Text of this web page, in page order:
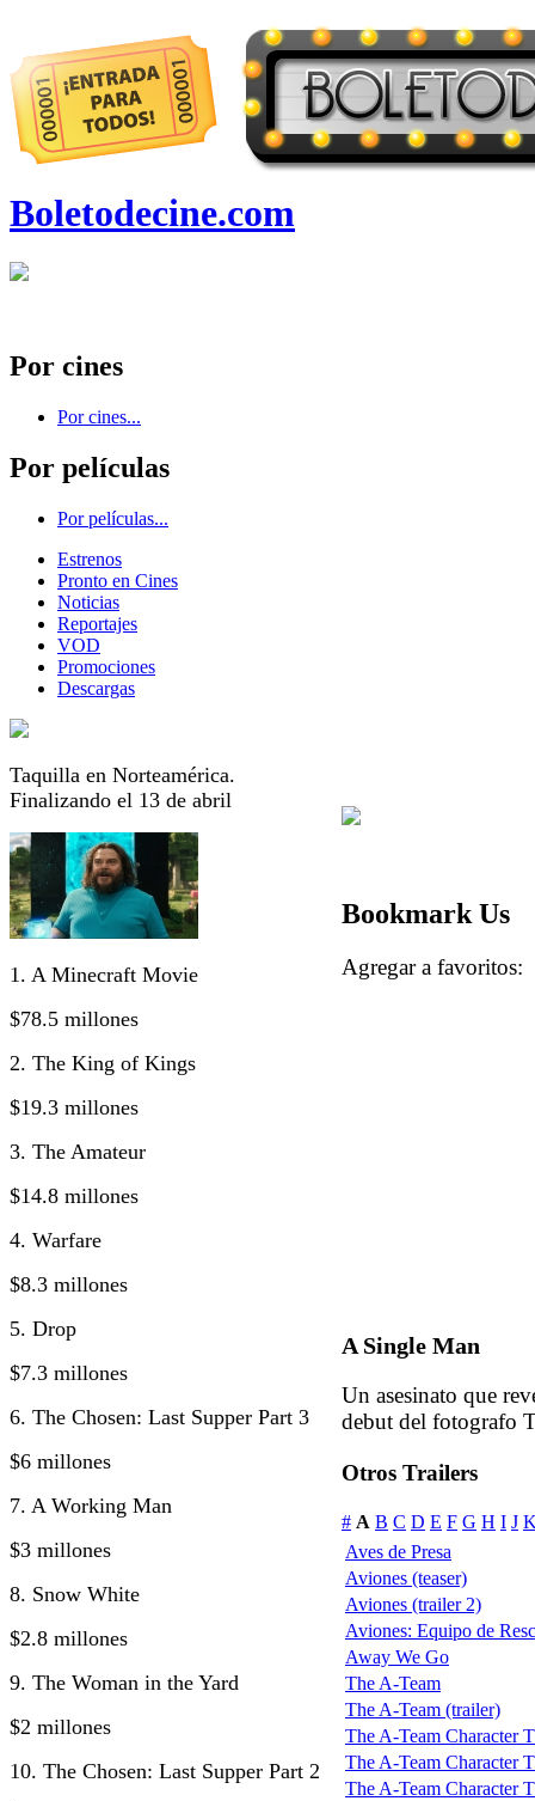
Boletodecine.com
Por cines
Por cines...
Por películas
Por películas...
Estrenos
Pronto en Cines
Noticias
Reportajes
VOD
Promociones
Descargas
Taquilla en Norteamérica.
Finalizando el 13 de abril
1. A Minecraft Movie
$78.5 millones
2. The King of Kings
$19.3 millones
3. The Amateur
$14.8 millones
4. Warfare
$8.3 millones
5. Drop
$7.3 millones
6. The Chosen: Last Supper Part 3
$6 millones
7. A Working Man
$3 millones
8. Snow White
$2.8 millones
9. The Woman in the Yard
$2 millones
10. The Chosen: Last Supper Part 2
Bookmark Us
Agregar a
A Single Man
Un asesinato que
debut del fotografo
Otros Trailers
# A B C D E F G H I J
Aves de Presa
Aviones (teaser)
Aviones (trailer 2)
Aviones: Equipo de
Away We Go
The A-Team
The A-Team (trailer)
The A-Team Character
The A-Team Character
The A-Team Character